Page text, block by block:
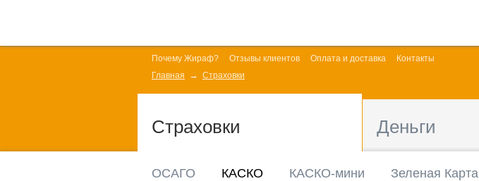
Почему Жираф? Отзывы клиентов Оплата и доставка
Контакты
Главная
Страховки
Страховки Деньги
ОСАГО КАСКО КАСКО-мини Зеленая Карта